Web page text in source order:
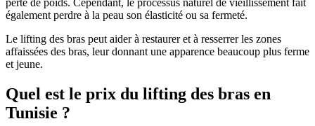
perte de poids. Cependant, le processus naturel de vieillissement fait
également perdre à la peau son élasticité ou sa fermeté.
Le lifting des bras peut aider à restaurer et à resserrer les zones
affaissées des bras, leur donnant une apparence beaucoup plus ferme
et jeune.
Quel est le prix du lifting des bras en
Tunisie ?